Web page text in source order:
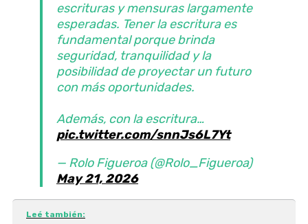
escrituras y mensuras largamente
esperadas. Tener la escritura es
fundamental porque brinda
seguridad, tranquilidad y la
posibilidad de proyectar un futuro
con más oportunidades.
Además, con la escritura…
pic.twitter.com/snnJs6L7Yt
— Rolo Figueroa (@Rolo_Figueroa)
May 21, 2026
Leé también: